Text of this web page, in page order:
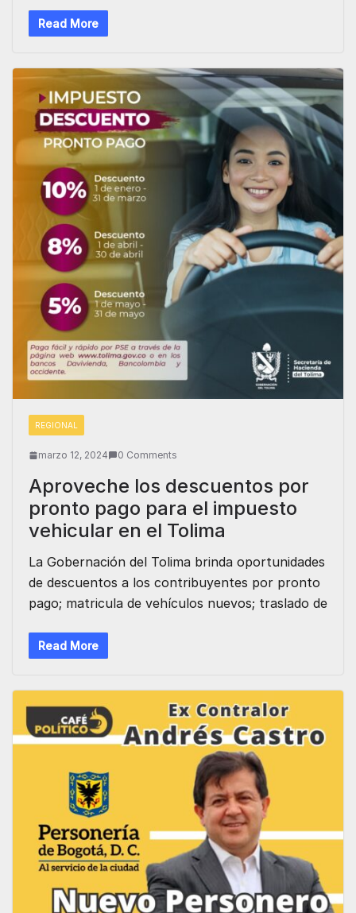
Read More
REGIONAL
marzo 12, 2024 0 Comments
Aproveche los descuentos por
pronto pago para el impuesto
vehicular en el Tolima
La Gobernación del Tolima brinda oportunidades
de descuentos a los contribuyentes por pronto
pago; matricula de vehículos nuevos; traslado de
Read More